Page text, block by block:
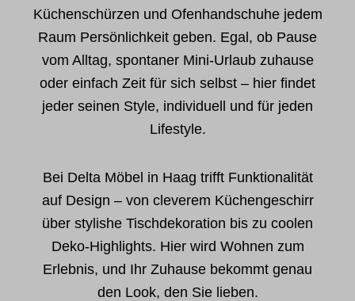
Küchenschürzen und Ofenhandschuhe jedem
Raum Persönlichkeit geben. Egal, ob Pause
vom Alltag, spontaner Mini-Urlaub zuhause
oder einfach Zeit für sich selbst – hier findet
jeder seinen Style, individuell und für jeden
Lifestyle.
Bei Delta Möbel in Haag trifft Funktionalität
auf Design – von cleverem Küchengeschirr
über stylishe Tischdekoration bis zu coolen
Deko-Highlights. Hier wird Wohnen zum
Erlebnis, und Ihr Zuhause bekommt genau
den Look, den Sie lieben.